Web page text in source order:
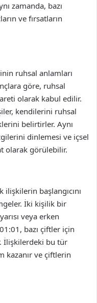
zamanda, bazı
ve fırsatların
ruhsal anlamları
göre, ruhsal
olarak kabul edilir.
kendilerini ruhsal
belirtirler. Aynı
dinlemesi ve içsel
olarak görülebilir.
başlangıcını
İki kişilik bir
veya erken
bazı çiftler için
İlişkilerdeki bu tür
kazanır ve çiftlerin